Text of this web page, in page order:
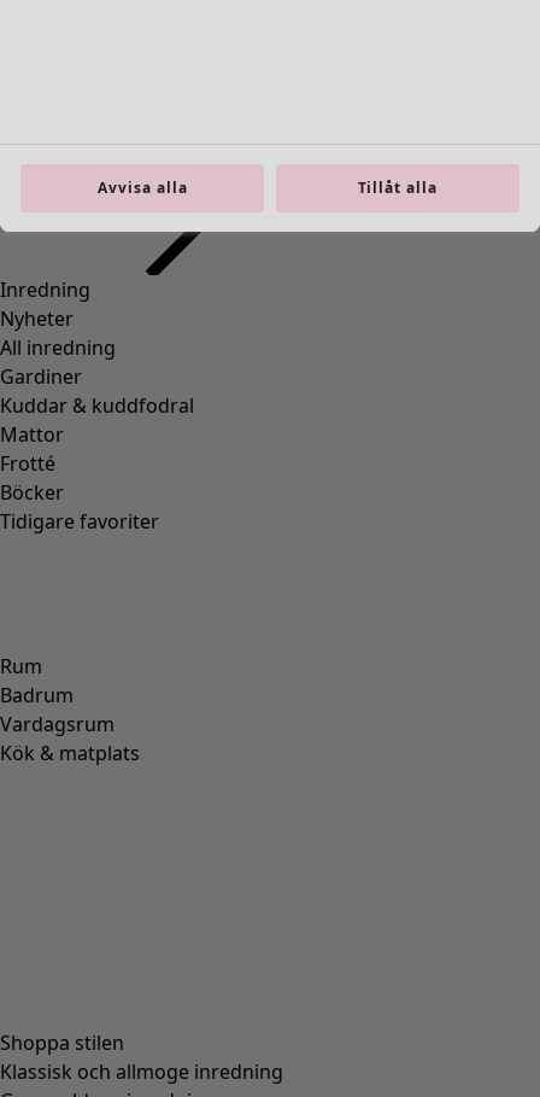
Inredning
Nyheter
All inredning
Gardiner
Kuddar & kuddfodral
Mattor
Frotté
Böcker
Tidigare favoriter
Rum
Badrum
Vardagsrum
Kök & matplats
Shoppa stilen
Klassisk och allmoge inredning
Avvisa alla Tillåt alla